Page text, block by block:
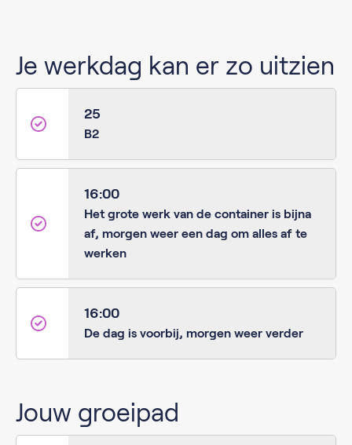
Je werkdag kan er zo uitzien
25
B2
16:00
Het grote werk van de container is bijna
af, morgen weer een dag om alles af te
werken
16:00
De dag is voorbij, morgen weer verder
Jouw groeipad